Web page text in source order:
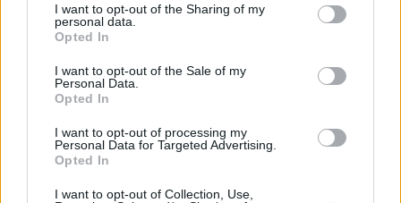
I want to opt-out of the Sharing of my
personal data.
Opted In
I want to opt-out of the Sale of my
Personal Data.
Opted In
I want to opt-out of processing my
Personal Data for Targeted Advertising.
Opted In
I want to opt-out of Collection, Use,
Kirschkuchen mit fruchtiger
Überraschung
Mittel
Schoko-Kirschkuchen
Leicht
Kirschkuchen vom Blech